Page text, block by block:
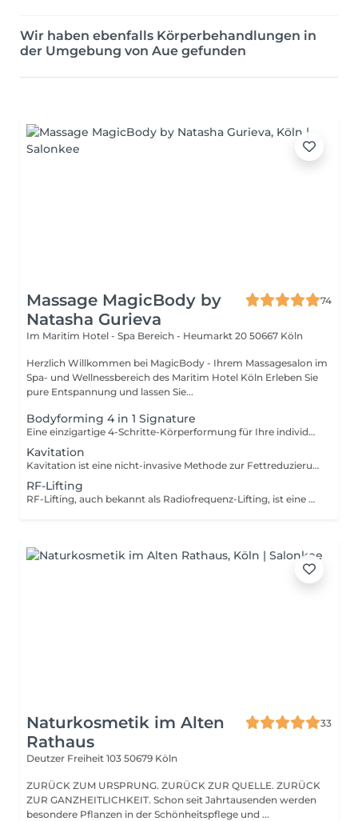
Wir haben ebenfalls Körperbehandlungen in
der Umgebung von Aue gefunden
Massage MagicBody by
Natasha Gurieva
74
Im Maritim Hotel - Spa Bereich - Heumarkt 20 50667 Köln
Herzlich Willkommen bei MagicBody - Ihrem Massagesalon im
Spa- und Wellnessbereich des Maritim Hotel Köln Erleben Sie
pure Entspannung und lassen Sie...
Bodyforming 4 in 1 Signature
Eine einzigartige 4-Schritte-Körperformung für Ihre individuelle Silhouette. Die Kombination aus Massage, Vakuumtechnologie, Wickel und Lymphaktivierung unterstützt die Hautstraffung, reduziert das Erscheinungsbild von Cellulite und schenkt ein leichtes, harmonisches Körpergefühl.
Kavitation
Kavitation ist eine nicht-invasive Methode zur Fettreduzierung und Körperformung, die Ultraschallwellen verwendet, um Fettzellen gezielt aufzubrechen. Das freigesetzte Fett wird dann auf natürliche Weise über den Stoffwechsel abgebaut. Diese schmerzfreie Behandlung ist ideal für die Reduktion von Problemzonen wie Bauch, Hüften und Oberschenkeln und erfordert keine Erholungszeit. Mehrere Sitzungen sind empfohlen, um optimale Ergebnisse zu erzielen. Die Haut erscheint straffer und glatter nach der Anwendung.
RF-Lifting
RF-Lifting, auch bekannt als Radiofrequenz-Lifting, ist eine nicht- invasive Behandlung zur Hautstraffung und Faltenreduktion. Dabei werden hochfrequente Radiowellen in die tieferen Hautschichten geleitet, wodurch die Kollagenproduktion angeregt und die Haut gestrafft wird. Das Ergebnis ist eine glattere, festere Haut mit reduziertem Faltenvolumen. RF-Lifting eignet sich besonders für Bauch, Beine, Po und ist eine effektive Methode zur Hautverjüngung ohne Ausfallzeiten.
Naturkosmetik im Alten
Rathaus
33
Deutzer Freiheit 103 50679 Köln
ZURÜCK ZUM URSPRUNG. ZURÜCK ZUR QUELLE. ZURÜCK
ZUR GANZHEITLICHKEIT. Schon seit Jahrtausenden werden
besondere Pflanzen in der Schönheitspflege und ...